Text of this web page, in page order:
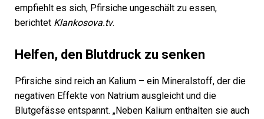
empfiehlt es sich, Pfirsiche ungeschält zu essen,
berichtet Klankosova.tv.
Helfen, den Blutdruck zu senken
Pfirsiche sind reich an Kalium – ein Mineralstoff, der die
negativen Effekte von Natrium ausgleicht und die
Blutgefässe entspannt. „Neben Kalium enthalten sie auch